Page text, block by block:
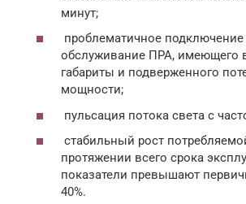
минут;
проблематичное
обслуживание ПРА, имеющего
габариты и подверженного
мощности;
пульсация потока света с
стабильный рост
протяжении всего срока
показатели превышают
40%.